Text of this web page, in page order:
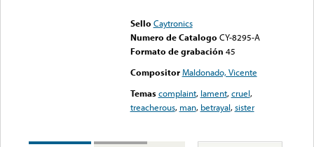
Sello Caytronics
Numero de Catalogo CY-8295-A
Formato de grabación 45
Compositor Maldonado, Vicente
Temas complaint, lament,cruel,
treacherous, man, betrayal,sister